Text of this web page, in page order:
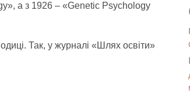
a з 1926 – «Genetic Psychology
Так, у журналі «Шлях освіти»